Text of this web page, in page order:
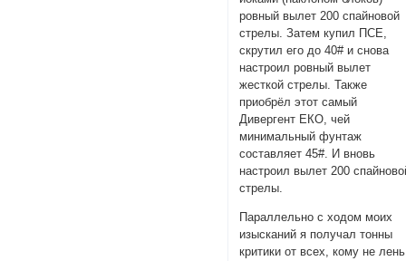
ровный вылет 200 спайновой
стрелы. Затем купил ПСЕ,
скрутил его до 40# и снова
настроил ровный вылет
жесткой стрелы. Также
приобрёл этот самый
Дивергент ЕКО, чей
минимальный фунтаж
составляет 45#. И вновь
настроил вылет 200
стрелы.
Параллельно с ходом моих
изысканий я получал тонны
критики от всех, кому не